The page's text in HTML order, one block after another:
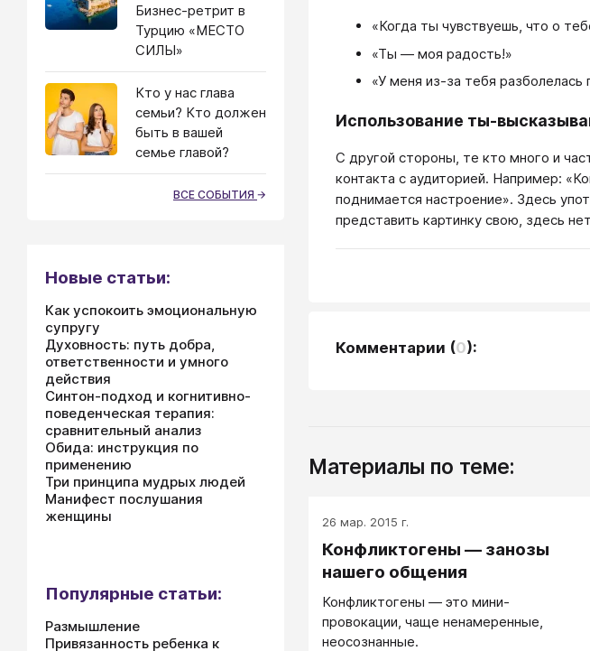
«Когда ты чувствуешь, что о
«Ты ― моя радость!»
«У меня из-за тебя разболелась
Использование ты-
С другой стороны, те кто много и
контакта с аудиторией. Например:
поднимается настроение». Здесь
представить картинку свою, здесь
Комментарии (0):
Материалы по теме:
26 мар. 2015 г.
Конфликтогены — занозы
нашего общения
Конфликтогены — это мини-
провокации, чаще ненамеренные,
неосознанные.
Бизнес-ретрит в
Турцию «МЕСТО
СИЛЫ»
Кто у нас глава
семьи? Кто должен
быть в вашей
семье главой?
ВСЕ СОБЫТИЯ
Новые статьи:
Как успокоить эмоциональную
супругу
Духовность: путь добра,
ответственности и умного
действия
Синтон-подход и когнитивно-
поведенческая терапия:
сравнительный анализ
Обида: инструкция по
применению
Три принципа мудрых людей
Манифест послушания
женщины
Популярные статьи:
Размышление
Привязанность ребенка к